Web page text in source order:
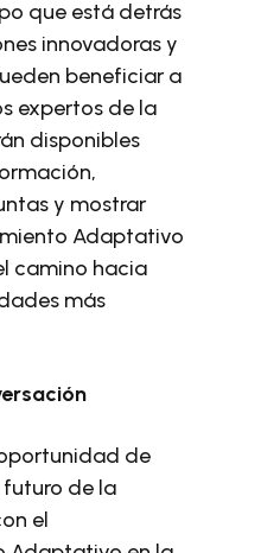
que está detrás
innovadoras y
beneficiar a
expertos de la
disponibles
y mostrar
Adaptativo
camino hacia
más
de
de la
el